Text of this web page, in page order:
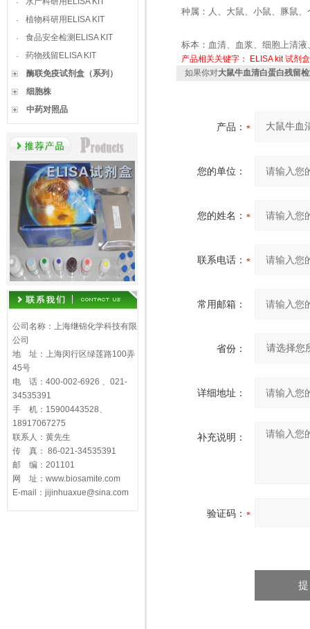
·
·
植物科研用ELISA KIT
·
食品安全检测ELISA KIT
·
药物残留ELISA KIT
酶联免疫试剂盒（系列）
细胞株
中药对照品
公司名称：上海继锦化学科技有限
公司
地 址：上海闵行区绿莲路100弄
45号
电 话：400-002-6926 、021-
34535391
手 机：15900443528、
18917067275
联系人：黄先生
传 真： 86-021-34535391
邮 编：201101
网 址：www.biosamite.com
E-mail：jijinhuaxue@sina.com
种属：人、大鼠、小鼠、豚鼠
标本：血清、血浆、细胞上清
产品相关关键字： ELISA kit 试剂盒
如果你对大鼠牛血清白蛋白残留
产品：
您的单位：
您的姓名：
联系电话：
常用邮箱：
省份：
详细地址：
补充说明：
验证码：